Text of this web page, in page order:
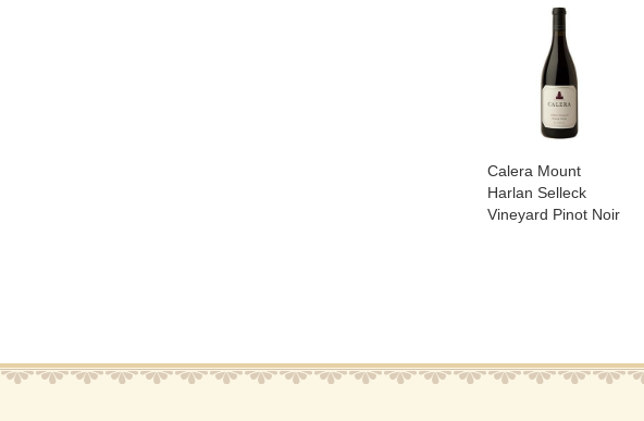
​Calera Mount
Harlan Selleck
Vineyard Pinot Noir